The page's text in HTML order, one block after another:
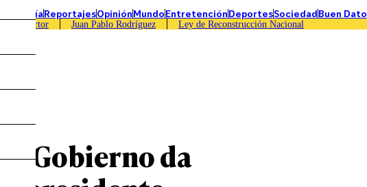
EconomíaReportajesOpiniónMundoEntretenciónDeportesSociedadBuen Dato
Caso Sartor Juan Pablo Rodríguez Ley de Reconstrucción Nacional
Gobierno da